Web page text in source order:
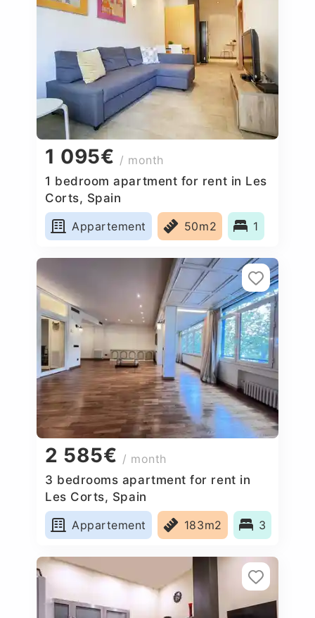
1 095€ / month
1 bedroom apartment for rent in Les
Corts, Spain
Appartement
50m2 1
2 585€ / month
3 bedrooms apartment for rent in
Les Corts, Spain
Appartement
183m2 3